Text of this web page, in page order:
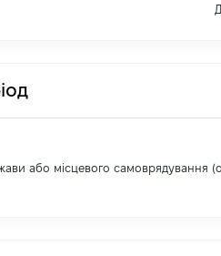
або місцевого самоврядування